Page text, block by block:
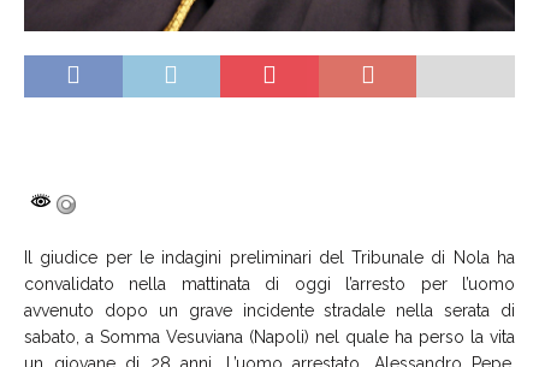
Il giudice per le indagini preliminari del Tribunale di Nola ha
convalidato nella mattinata di oggi l’arresto per l’uomo
avvenuto dopo un grave incidente stradale nella serata di
sabato, a Somma Vesuviana (Napoli) nel quale ha perso la vita